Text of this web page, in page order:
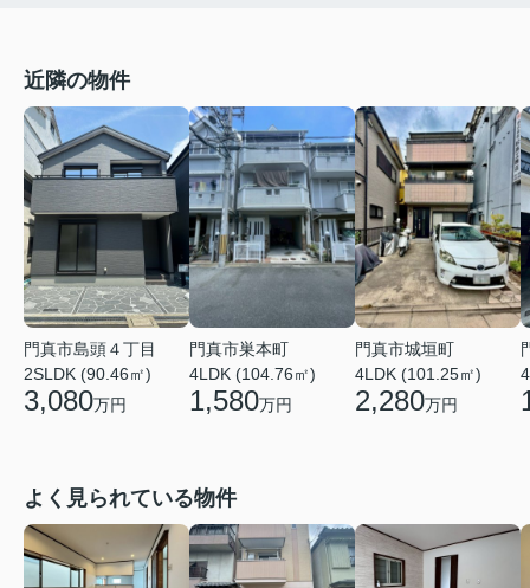
近隣の物件
門真市島頭４丁目
2SLDK (90.46㎡)
3,080万円
門真市巣本町
4LDK (104.76㎡)
1,580万円
門真市城垣町
4LDK (101.25㎡)
2,280万円
よく見られている物件